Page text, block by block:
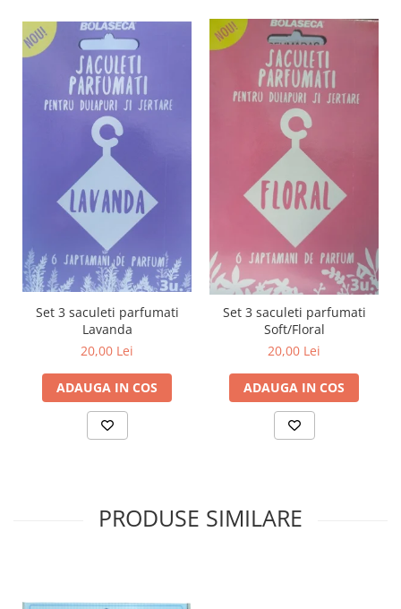
Set 3 saculeti parfumati
Lavanda
20,00 Lei
ADAUGA IN COS
Set 3 saculeti parfumati
Soft/Floral
20,00 Lei
ADAUGA IN COS
PRODUSE SIMILARE